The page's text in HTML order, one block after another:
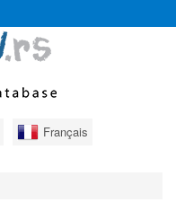
Français